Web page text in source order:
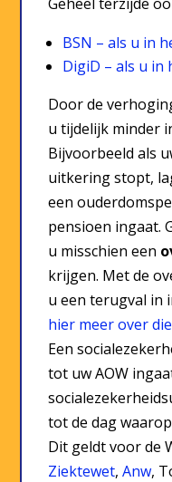
BSN – als u in
DigiD – als u
Door de
u tijdelijk minder
Bijvoorbeeld als
uitkering stopt,
een
pensioen ingaat.
u misschien een
krijgen. Met de
u een terugval in
hier meer over die
Een
tot uw AOW
tot de dag
Dit geldt voor de
Ziektewet,Anw,